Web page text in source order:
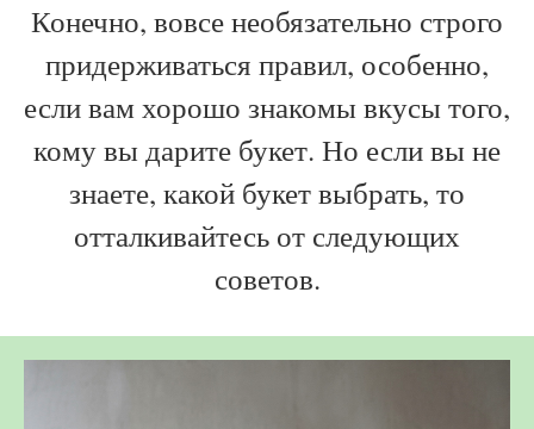
Конечно, вовсе необязательно строго
придерживаться правил, особенно,
если вам хорошо знакомы вкусы того,
кому вы дарите букет. Но если вы не
знаете, какой букет выбрать, то
отталкивайтесь от следующих
советов.